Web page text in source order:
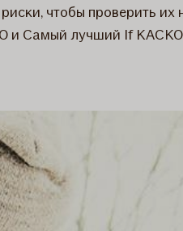
чтобы проверить
Самый лучший If КАСКО.